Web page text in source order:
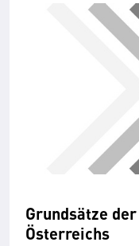
Grundsätze
Österreichs